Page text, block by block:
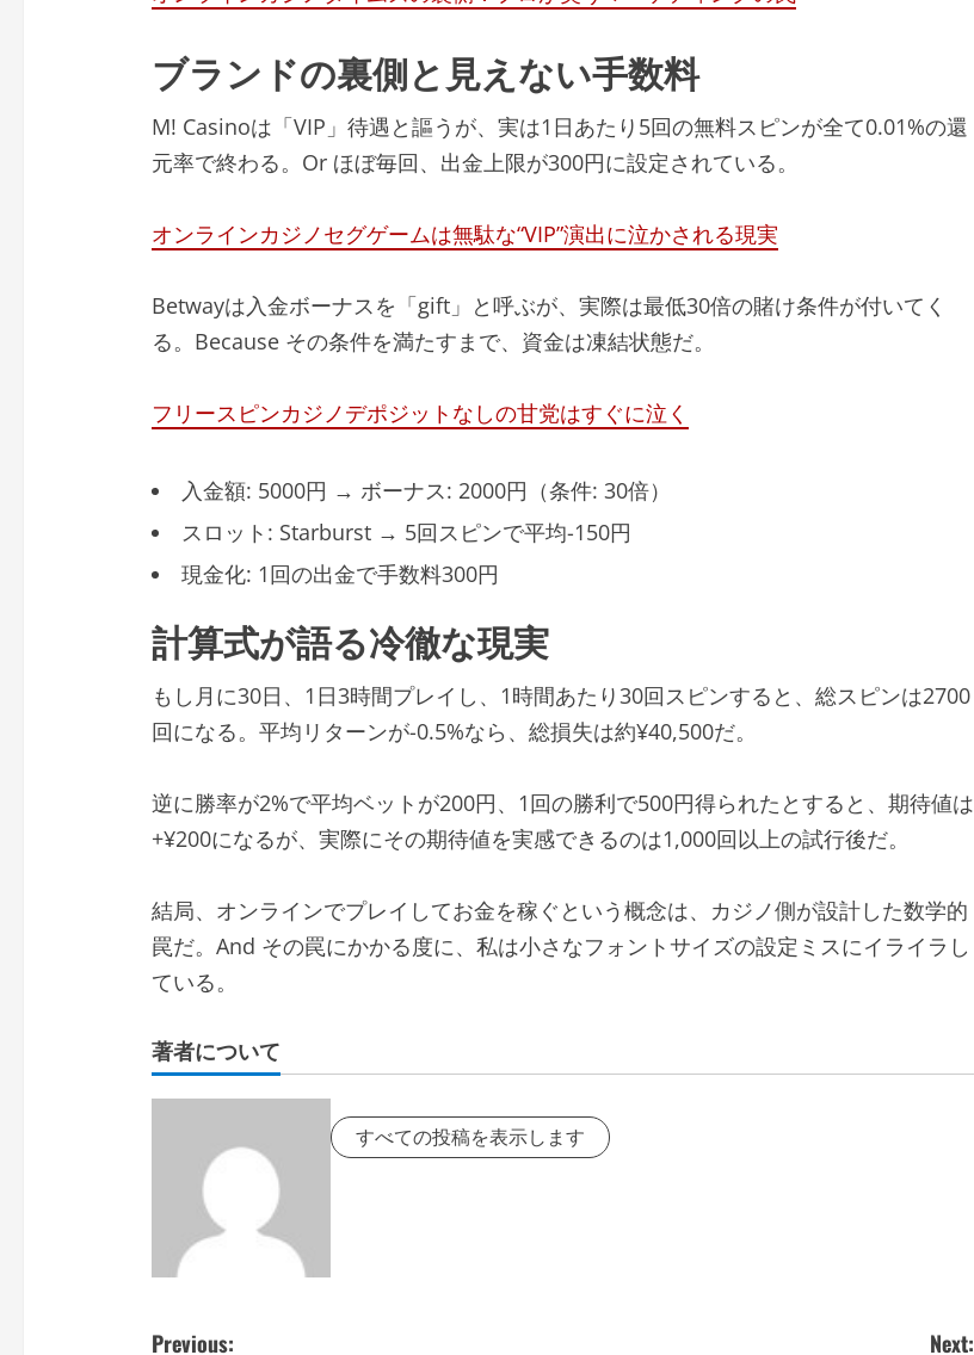
ブランドの裏側と見えない手数料
M! Casinoは「VIP」待遇と謳うが、実は1日あたり5回の無料スピンが全て0.01%の還
元率で終わる。Or ほぼ毎回、出金上限が300円に設定されている。
オンラインカジノセグゲームは無駄な“VIP”演出に泣かされる現実
Betwayは入金ボーナスを「gift」と呼ぶが、実際は最低30倍の賭け条件が付いてく
る。Because その条件を満たすまで、資金は凍結状態だ。
フリースピンカジノデポジットなしの甘党はすぐに泣く
入金額: 5000円 → ボーナス: 2000円（条件: 30倍）
スロット: Starburst → 5回スピンで平均-150円
現金化: 1回の出金で手数料300円
計算式が語る冷徹な現実
もし月に30日、1日3時間プレイし、1時間あたり30回スピンすると、総スピンは2700
回になる。平均リターンが-0.5%なら、総損失は約¥40,500だ。
逆に勝率が2%で平均ベットが200円、1回の勝利で500円得られたとすると、期待値は
+¥200になるが、実際にその期待値を実感できるのは1,000回以上の試行後だ。
結局、オンラインでプレイしてお金を稼ぐという概念は、カジノ側が設計した数学的
罠だ。And その罠にかかる度に、私は小さなフォントサイズの設定ミスにイライラし
ている。
著者について
すべての投稿を表示します
Previous:
Next: